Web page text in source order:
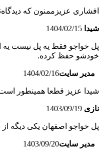
افشاری عزیزممنون که
شیدا 1404/02/15
پل خواجو فقط یه پل نیست یه
خودشو حفظ کرده.
مدیر سایت1404/02/16
شیدا عزیز قطعا همینطور
نازی 1403/09/19
پل خواجو اصفهان یکی دیگه
مدیر سایت1403/09/20